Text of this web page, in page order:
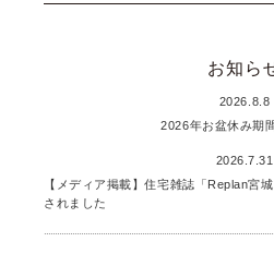
お知ら
2026.8.8
2026年お盆休み期
2026.7.31
【メディア掲載】住宅雑誌「Replan宮
されました